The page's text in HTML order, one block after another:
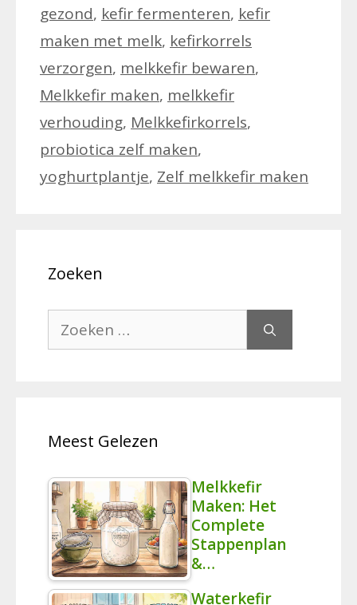
gezond, kefir fermenteren, kefir
maken met melk, kefirkorrels
verzorgen, melkkefir bewaren,
Melkkefir maken, melkkefir
verhouding, Melkkefirkorrels,
probiotica zelf maken,
yoghurtplantje, Zelf melkkefir maken
Zoeken
Zoek
Meest Gelezen
Melkkefir
Maken: Het
Complete
Stappenplan
&…
Waterkefir